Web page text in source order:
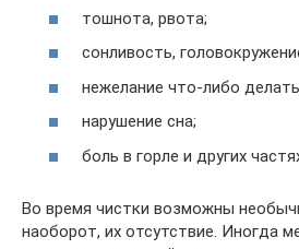
тошнота, рвота;
сонливость,
нежелание что-либо
нарушение сна;
боль в горле и других
Во время чистки возможны
наоборот, их отсутствие. Иногда